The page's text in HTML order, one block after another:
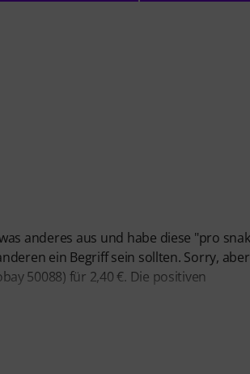
anderes aus und habe diese "pro
ein Begriff sein sollten. Sorry,
50088) für 2,40 €. Die positiven